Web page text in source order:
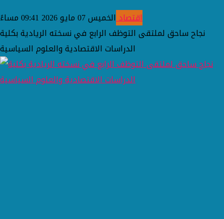
اقتصادالخميس 07 مايو 2026 09:41 مساءً
نجاح ساحق لملتقى التوظف الرابع في نسخته الريادية بكلية
الدراسات الاقتصادية والعلوم السياسية